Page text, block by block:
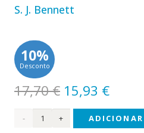
S. J. Bennett
10%
Desconto
17,70€ O
preço
original
15,93 €O
preço
atual
Quantidade
ADICIONAR